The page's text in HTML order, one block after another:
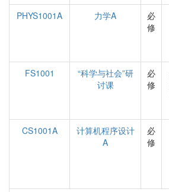
PHYS1001A
力学A
必
修
FS1001
“科学与社会”研
讨课
必
修
CS1001A
计算机程序设计
A
必
修